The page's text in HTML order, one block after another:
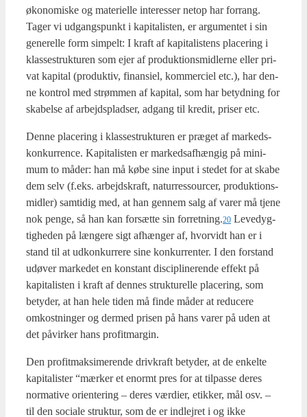
øko­no­mi­ske og mate­ri­el­le inte­res­ser net­op har for­rang.
Tager vi udgangs­punkt i kapi­ta­li­sten, er argu­men­tet i sin
gene­rel­le form sim­pelt: I kraft af kapi­ta­li­stens pla­ce­ring i
klas­se­struk­tu­ren som ejer af pro­duk­tions­mid­ler­ne eller pri­
vat kapi­tal (pro­duk­tiv, finan­si­el, kom­mer­ciel etc.), har den­
ne kon­trol med strøm­men af kapi­tal, som har betyd­ning for
ska­bel­se af arbejds­plad­ser, adgang til kre­dit, pri­ser etc.
Den­ne pla­ce­ring i klas­se­struk­tu­ren er præ­get af mar­keds­
kon­kur­ren­ce. Kapi­ta­li­sten er mar­keds­af­hæn­gig på mini­
mum to måder: han må købe sine input i ste­det for at ska­be
dem selv (f.eks. arbejds­kraft, naturre­s­sour­cer, pro­duk­tions­
mid­ler) sam­ti­dig med, at han gen­nem salg af varer må tje­ne
nok pen­ge, så han kan for­sæt­te sin forretning.20 Leve­dyg­
tig­he­den på læn­ge­re sigt afhæn­ger af, hvor­vidt han er i
stand til at udkon­kur­re­re sine kon­kur­ren­ter. I den for­stand
udø­ver mar­ke­det en kon­stant disci­pli­ne­ren­de effekt på
kapi­ta­li­sten i kraft af den­nes struk­tu­rel­le pla­ce­ring, som
bety­der, at han hele tiden må fin­de måder at redu­ce­re
omkost­nin­ger og der­med pri­sen på hans varer på uden at
det påvir­ker hans pro­fit­m­ar­gin.
Den pro­fit­mak­si­me­ren­de driv­kraft bety­der, at de enkel­te
kapi­ta­li­ster “mær­ker et enormt pres for at til­pas­se deres
nor­ma­ti­ve ori­en­te­ring – deres vær­di­er, etik­ker, mål osv. –
til den soci­a­le struk­tur, som de er ind­lej­ret i og ikke